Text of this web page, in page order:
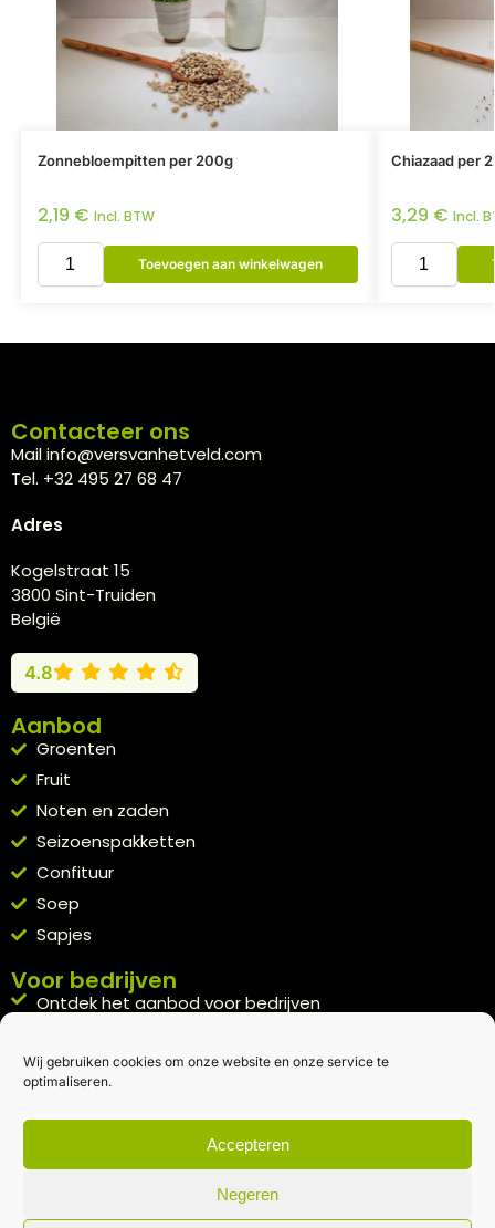
Wij gebruiken cookies om onze website en onze service te
optimaliseren.
Accepteren
Negeren
Zonnebloempitten per 200g
2,19 € Incl. BTW
Toevoegen aan winkelwagen
Chiazaad per
3,29 € Incl.
Contacteer ons
Mail info@versvanhetveld.com
Tel. +32 495 27 68 47
Adres
Kogelstraat 15
3800 Sint-Truiden
België
4.8
Aanbod
Groenten
Fruit
Noten en zaden
Seizoenspakketten
Confituur
Soep
Sapjes
Voor bedrijven
Ontdek het aanbod voor bedrijven
Kennismakingspakket aanvragen
Rechtstreeks van het veld naar je inbox.
Inschrijven nieuwsbrief